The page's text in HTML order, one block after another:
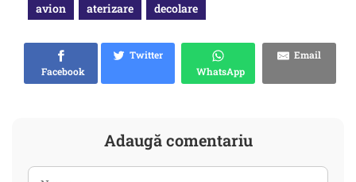
avion aterizare decolare
Facebook
Twitter
WhatsApp
Email
Adaugă comentariu